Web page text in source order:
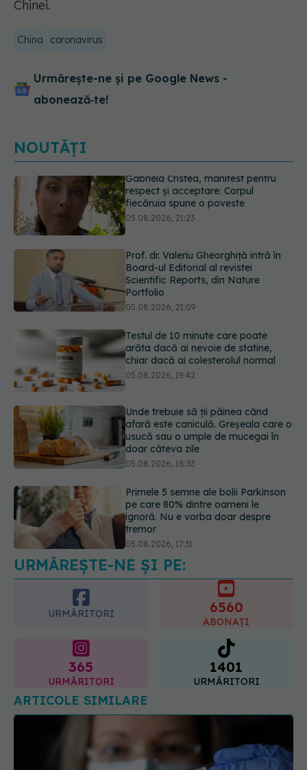
Chinei.
China coronavirus
Urmărește-ne și pe Google News -
abonează‑te!
NOUTĂȚI
Prof. dr. Valeriu Gheorghiță intră în
Board-ul Editorial al revistei
Scientific Reports, din Nature
Testul de 10 minute care poate
arăta dacă ai nevoie de statine,
Unde trebuie să ții pâinea când
afară este caniculă. Greșeala care o
usucă sau o umple de mucegai în
Primele 5 semne ale bolii Parkinson
pe care 80% dintre oameni le
ignoră. Nu e vorba doar despre
tremor
Gabriela Cristea, manifest pentru
respect și acceptare: Corpul
fiecăruia spune o poveste
URMĂREȘTE-NE ȘI PE:
URMĂRITORI 6560
ABONAȚI
365
URMĂRITORI
1401
URMĂRITORI
ARTICOLE SIMILARE